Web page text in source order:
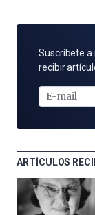
POR
MAIL
Suscríbete a
recibir
ARTÍCULOS